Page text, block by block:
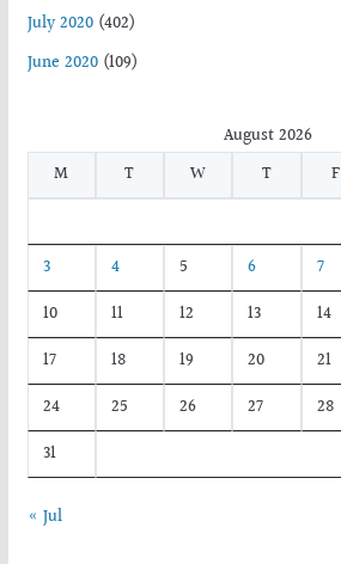
July 2020(402)
June 2020(109)
August 2026
M
T W T F
3
4 5 6 7
10
11 12 13 14
17
18 19 20 21
24
25 26 27 28
31
« Jul